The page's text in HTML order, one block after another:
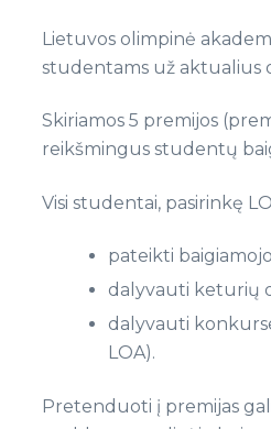
Lietuvos olimpinė
studentams už aktualius
Skiriamos 5 premijos
reikšmingus studentų
Visi studentai, pasirinkę
pateikti
dalyvauti keturių
dalyvauti
LOA).
Pretenduoti į premijas